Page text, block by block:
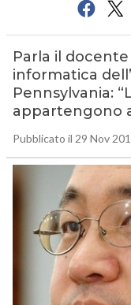
Parla il
informatica
Pennsylvania:
appartengono
Pubblicato il 29 Nov